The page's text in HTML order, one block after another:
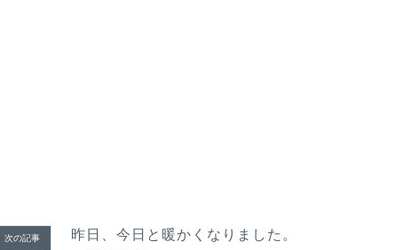
次の記事 昨日、今日と暖かくなりました。